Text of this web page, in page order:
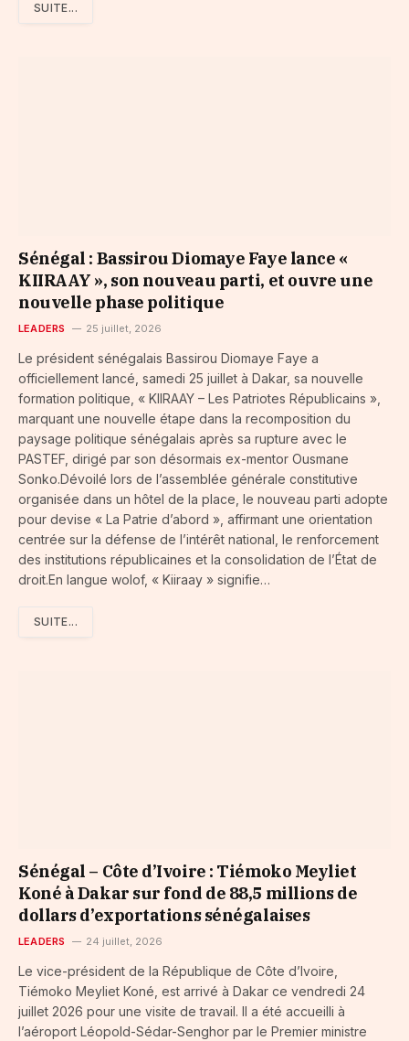
SUITE...
Sénégal : Bassirou Diomaye Faye lance «
KIIRAAY », son nouveau parti, et ouvre une
nouvelle phase politique
LEADERS 25 juillet, 2026
Le président sénégalais Bassirou Diomaye Faye a
officiellement lancé, samedi 25 juillet à Dakar, sa nouvelle
formation politique, « KIIRAAY – Les Patriotes Républicains »,
marquant une nouvelle étape dans la recomposition du
paysage politique sénégalais après sa rupture avec le
PASTEF, dirigé par son désormais ex-mentor Ousmane
Sonko.Dévoilé lors de l’assemblée générale constitutive
organisée dans un hôtel de la place, le nouveau parti adopte
pour devise « La Patrie d’abord », affirmant une orientation
centrée sur la défense de l’intérêt national, le renforcement
des institutions républicaines et la consolidation de l’État de
droit.En langue wolof, « Kiiraay » signifie…
SUITE...
Sénégal – Côte d’Ivoire : Tiémoko Meyliet
Koné à Dakar sur fond de 88,5 millions de
dollars d’exportations sénégalaises
LEADERS 24 juillet, 2026
Le vice-président de la République de Côte d’Ivoire,
Tiémoko Meyliet Koné, est arrivé à Dakar ce vendredi 24
juillet 2026 pour une visite de travail. Il a été accueilli à
l’aéroport Léopold-Sédar-Senghor par le Premier ministre